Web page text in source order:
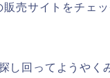
売サイトをチェ
し回ってようやく